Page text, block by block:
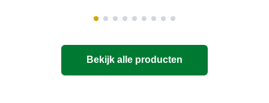
Bekijk alle producten